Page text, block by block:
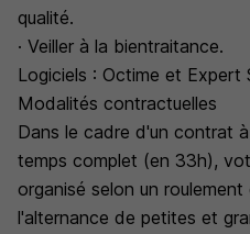
qualité.
· Veiller à la bientraitance.
Logiciels : Octime et Expert
Modalités contractuelles
Dans le cadre d'un contrat
temps complet (en 33h),
organisé selon un
l'alternance de petites et